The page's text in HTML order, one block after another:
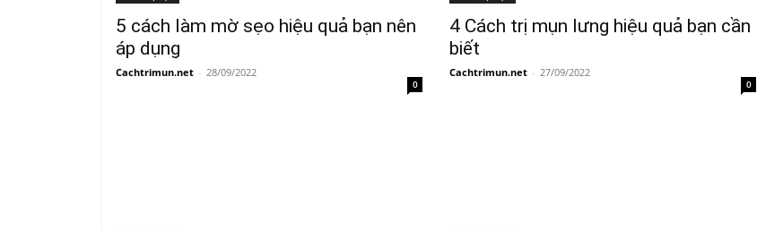
5 cách làm mờ sẹo hiệu quả bạn nên
áp dụng
Cachtrimun.net - 28/09/2022
0
4 Cách trị mụn lưng hiệu quả bạn cần
biết
Cachtrimun.net - 27/09/2022
0